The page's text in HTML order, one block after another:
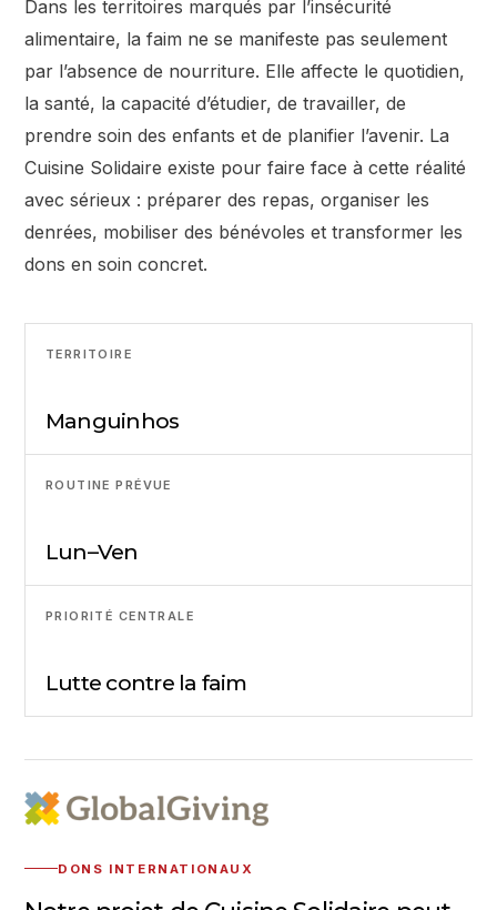
Dans les territoires marqués par l’insécurité
alimentaire, la faim ne se manifeste pas seulement
par l’absence de nourriture. Elle affecte le quotidien,
la santé, la capacité d’étudier, de travailler, de
prendre soin des enfants et de planifier l’avenir. La
Cuisine Solidaire existe pour faire face à cette réalité
avec sérieux : préparer des repas, organiser les
denrées, mobiliser des bénévoles et transformer les
dons en soin concret.
TERRITOIRE
Manguinhos
ROUTINE PRÉVUE
Lun–Ven
PRIORITÉ CENTRALE
Lutte contre la faim
DONS INTERNATIONAUX